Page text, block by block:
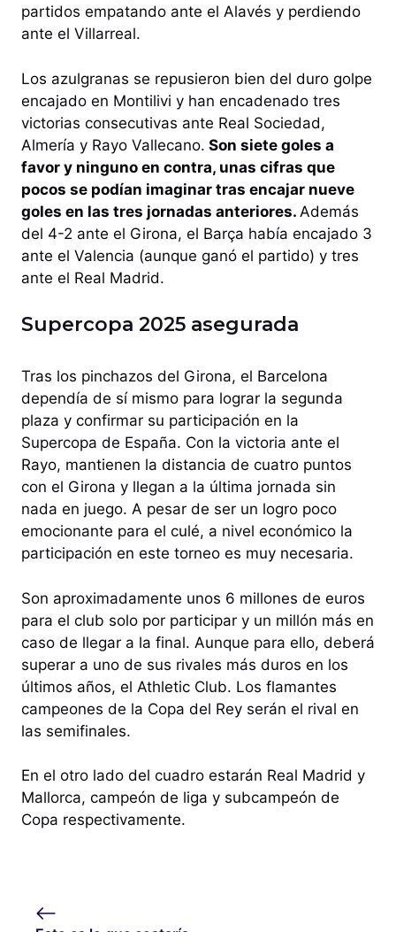
partidos empatando ante el Alavés y perdiendo
ante el Villarreal.
Los azulgranas se repusieron bien del duro golpe
encajado en Montilivi y han encadenado tres
victorias consecutivas ante Real Sociedad,
Almería y Rayo Vallecano. Son siete goles a
favor y ninguno en contra, unas cifras que
pocos se podían imaginar tras encajar nueve
goles en las tres jornadas anteriores. Además
del 4-2 ante el Girona, el Barça había encajado 3
ante el Valencia (aunque ganó el partido) y tres
ante el Real Madrid.
Supercopa 2025 asegurada
Tras los pinchazos del Girona, el Barcelona
dependía de sí mismo para lograr la segunda
plaza y confirmar su participación en la
Supercopa de España. Con la victoria ante el
Rayo, mantienen la distancia de cuatro puntos
con el Girona y llegan a la última jornada sin
nada en juego. A pesar de ser un logro poco
emocionante para el culé, a nivel económico la
participación en este torneo es muy necesaria.
Son aproximadamente unos 6 millones de euros
para el club solo por participar y un millón más en
caso de llegar a la final. Aunque para ello, deberá
superar a uno de sus rivales más duros en los
últimos años, el Athletic Club. Los flamantes
campeones de la Copa del Rey serán el rival en
las semifinales.
En el otro lado del cuadro estarán Real Madrid y
Mallorca, campeón de liga y subcampeón de
Copa respectivamente.